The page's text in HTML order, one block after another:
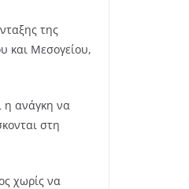
της
και Μεσογείου,
η ανάγκη να
στη
χωρίς να